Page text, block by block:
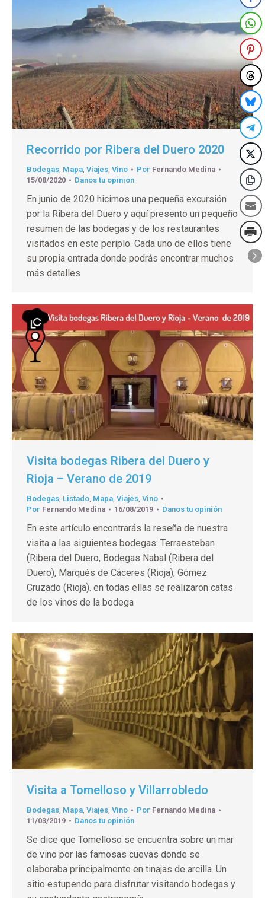
Recorrido por Ribera del Duero 2020
Bodegas, Mapa, Viajes, Vino Por Fernando Medina
15/08/2020
Danos tu opinión
En junio de 2020 hicimos una pequeña excursión
por la Ribera del Duero y aquí presento un pequeño
resumen de las bodegas y de los restaurantes
visitados en este periplo. Cada uno de ellos tiene
su propia entrada donde podrás encontrar muchos
más detalles
Visita bodegas Ribera del Duero y
Rioja – Verano de 2019
Bodegas, Listado, Mapa, Viajes, Vino
Por Fernando Medina 16/08/2019 Danos tu opinión
En este artículo encontrarás la reseña de nuestra
visita a las siguientes bodegas: Terraesteban
(Ribera del Duero, Bodegas Nabal (Ribera del
Duero), Marqués de Cáceres (Rioja), Gómez
Cruzado (Rioja). en todas ellas se realizaron catas
de los vinos de la bodega
Visita a Tomelloso y Villarrobledo
Bodegas, Mapa, Viajes, Vino Por Fernando Medina
11/03/2019
Danos tu opinión
Se dice que Tomelloso se encuentra sobre un mar
de vino por las famosas cuevas donde se
elaboraba principalmente en tinajas de arcilla. Un
sitio estupendo para disfrutar visitando bodegas y